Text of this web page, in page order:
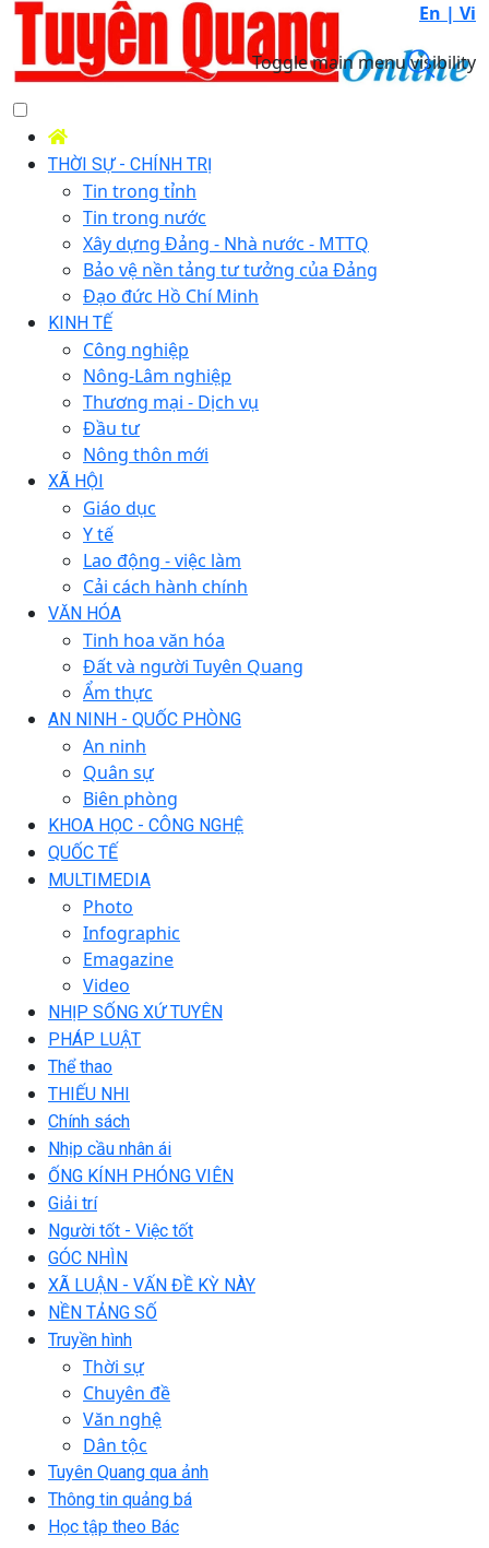
En | Vi
Toggle main menu visibility
THỜI SỰ - CHÍNH TRỊ
Tin trong tỉnh
Tin trong nước
Xây dựng Đảng - Nhà nước - MTTQ
Bảo vệ nền tảng tư tưởng của Đảng
Đạo đức Hồ Chí Minh
KINH TẾ
Công nghiệp
Nông-Lâm nghiệp
Thương mại - Dịch vụ
Đầu tư
Nông thôn mới
XÃ HỘI
Giáo dục
Y tế
Lao động - việc làm
Cải cách hành chính
VĂN HÓA
Tinh hoa văn hóa
Đất và người Tuyên Quang
Ẩm thực
AN NINH - QUỐC PHÒNG
An ninh
Quân sự
Biên phòng
KHOA HỌC - CÔNG NGHỆ
QUỐC TẾ
MULTIMEDIA
Photo
Infographic
Emagazine
Video
NHỊP SỐNG XỨ TUYÊN
PHÁP LUẬT
Thể thao
THIẾU NHI
Chính sách
Nhịp cầu nhân ái
ỐNG KÍNH PHÓNG VIÊN
Giải trí
Người tốt - Việc tốt
GÓC NHÌN
XÃ LUẬN - VẤN ĐỀ KỲ NÀY
NỀN TẢNG SỐ
Truyền hình
Thời sự
Chuyên đề
Văn nghệ
Dân tộc
Tuyên Quang qua ảnh
Thông tin quảng bá
Học tập theo Bác